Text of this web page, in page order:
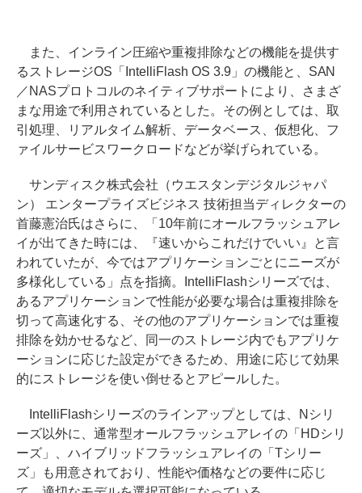
また、インライン圧縮や重複排除などの機能を提供す
るストレージOS「IntelliFlash OS 3.9」の機能と、SAN
／NASプロトコルのネイティブサポートにより、さまざ
まな用途で利用されているとした。その例としては、取
引処理、リアルタイム解析、データベース、仮想化、フ
ァイルサービスワークロードなどが挙げられている。
サンディスク株式会社（ウエスタンデジタルジャパ
ン） エンタープライズビジネス 技術担当ディレクターの
首藤憲治氏はさらに、「10年前にオールフラッシュアレ
イが出てきた時には、『速いからこれだけでいい』と言
われていたが、今ではアプリケーションごとにニーズが
多様化している」点を指摘。IntelliFlashシリーズでは、
あるアプリケーションで性能が必要な場合は重複排除を
切って高速化する、その他のアプリケーションでは重複
排除を効かせるなど、同一のストレージ内でもアプリケ
ーションに応じた設定ができるため、用途に応じて効果
的にストレージを使い倒せるとアピールした。
IntelliFlashシリーズのラインアップとしては、Nシリ
ーズ以外に、通常型オールフラッシュアレイの「HDシリ
ーズ」、ハイブリッドフラッシュアレイの「Tシリー
ズ」も用意されており、性能や価格などの要件に応じ